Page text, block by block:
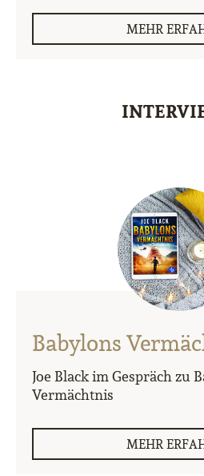
MEHR
Babylons
Joe Black im Gespräch zu
Vermächtnis
MEHR